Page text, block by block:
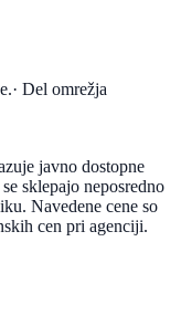
· Del omrežja
javno dostopne
sklepajo neposredno
Navedene cene so
cen pri agenciji.